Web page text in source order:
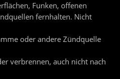
Funken, offenen
fernhalten. Nicht
oder andere Zündquelle
verbrennen, auch nicht nach